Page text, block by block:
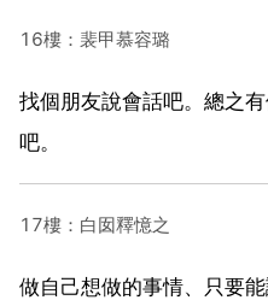
16樓：裴甲慕容璐
找個朋友說會話吧。總之
吧。
17樓：白囡釋憶之
做自己想做的事情、只要能